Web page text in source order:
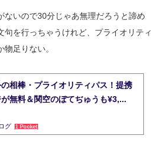
ないので30分じゃあ無理だろうと諦め
句を行っちゃうけれど、プライオリティ
足りない。
相棒・プライオリティパス！提携
無料＆関空のぼてぢゅうも¥3,...
グ 1 Pocket